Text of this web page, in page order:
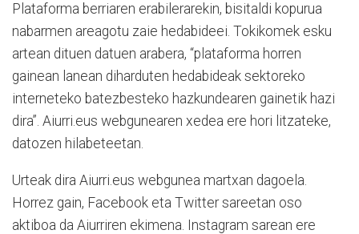
Plataforma berriaren erabilerarekin, bisitaldi kopurua
nabarmen areagotu zaie hedabideei. Tokikomek esku
artean dituen datuen arabera, “plataforma horren
gainean lanean diharduten hedabideak sektoreko
interneteko batezbesteko hazkundearen gainetik hazi
dira”. Aiurri.eus webgunearen xedea ere hori litzateke,
datozen hilabeteetan.
Urteak dira Aiurri.eus webgunea martxan dagoela.
Horrez gain, Facebook eta Twitter sareetan oso
aktiboa da Aiurriren ekimena. Instagram sarean ere